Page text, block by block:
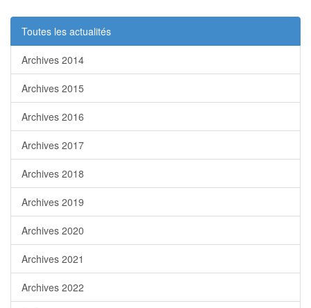
Toutes les actualités
Archives 2014
Archives 2015
Archives 2016
Archives 2017
Archives 2018
Archives 2019
Archives 2020
Archives 2021
Archives 2022